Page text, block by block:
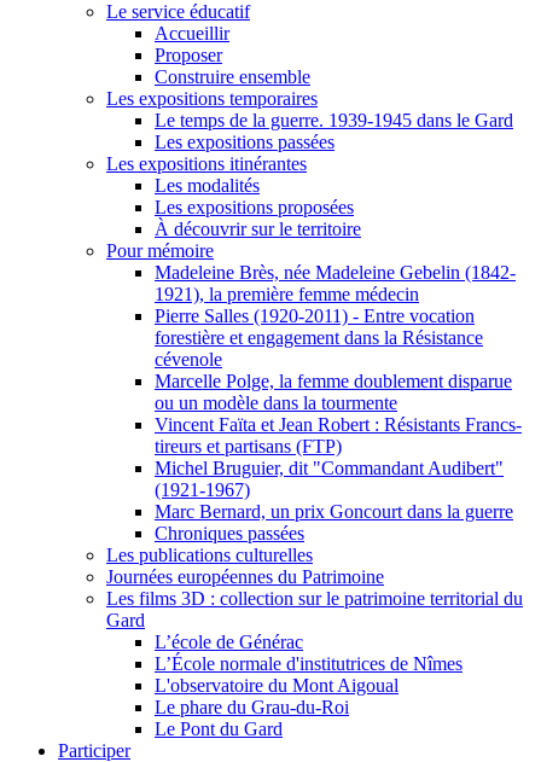
Le service éducatif
Accueillir
Proposer
Construire ensemble
Les expositions temporaires
Le temps de la guerre. 1939-1945 dans le Gard
Les expositions passées
Les expositions itinérantes
Les modalités
Les expositions proposées
À découvrir sur le territoire
Pour mémoire
Madeleine Brès, née Madeleine Gebelin (1842-
1921), la première femme médecin
Pierre Salles (1920-2011) - Entre vocation
forestière et engagement dans la Résistance
cévenole
Marcelle Polge, la femme doublement disparue
ou un modèle dans la tourmente
Vincent Faïta et Jean Robert : Résistants Francs-
tireurs et partisans (FTP)
Michel Bruguier, dit "Commandant Audibert"
(1921-1967)
Marc Bernard, un prix Goncourt dans la guerre
Chroniques passées
Les publications culturelles
Journées européennes du Patrimoine
Les films 3D : collection sur le patrimoine territorial du
Gard
L’école de Générac
L’École normale d'institutrices de Nîmes
L'observatoire du Mont Aigoual
Le phare du Grau-du-Roi
Le Pont du Gard
Participer